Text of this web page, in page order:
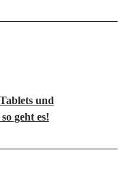
und
geht es!